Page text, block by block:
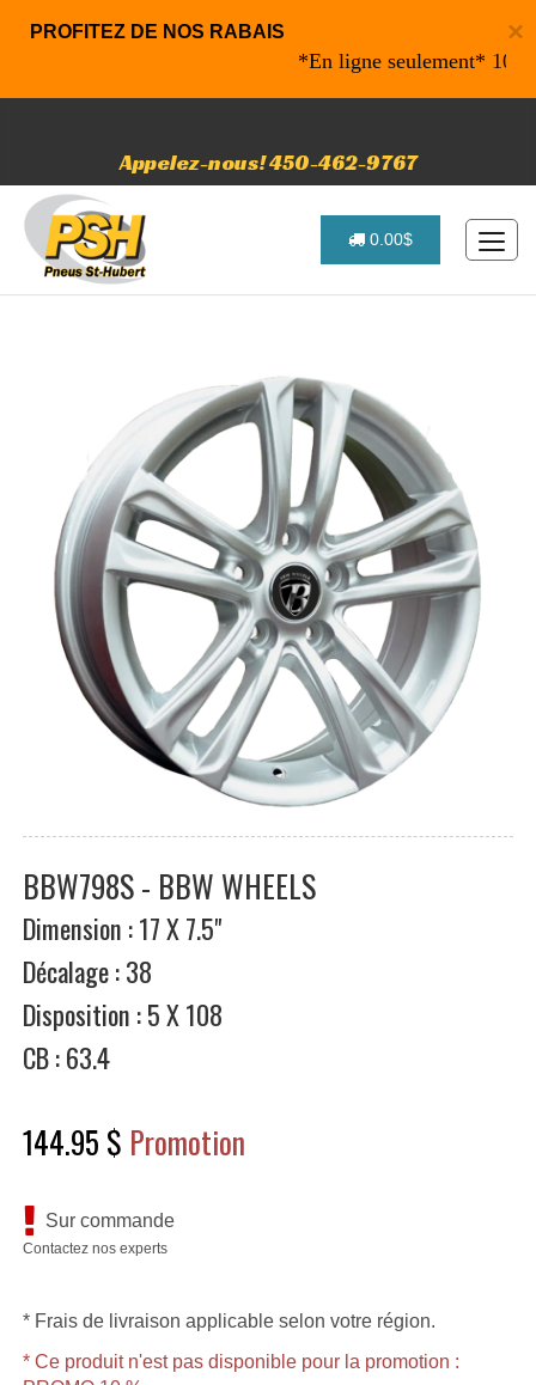
×
PROFITEZ DE NOS RABAIS
*En ligne seulement* 10%
Appelez-nous! 450-462-9767
0.00$
BBW798S - BBW WHEELS
Dimension : 17 X 7.5"
Décalage : 38
Disposition : 5 X 108
CB : 63.4
144.95 $ Promotion
Sur commande
Contactez nos experts
* Frais de livraison applicable selon votre région.
* Ce produit n'est pas disponible pour la promotion :